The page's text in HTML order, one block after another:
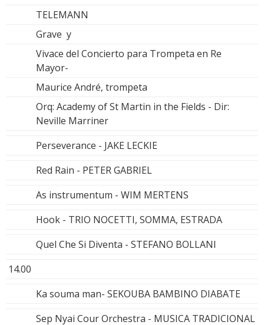
TELEMANN
Grave y
Vivace del Concierto para Trompeta en Re
Mayor-
Maurice André, trompeta
Orq: Academy of St Martin in the Fields - Dir:
Neville Marriner
Perseverance - JAKE LECKIE
Red Rain - PETER GABRIEL
As instrumentum - WIM MERTENS
Hook - TRIO NOCETTI, SOMMA, ESTRADA
Quel Che Si Diventa - STEFANO BOLLANI
14.00
Ka souma man- SEKOUBA BAMBINO DIABATE
Sep Nyai Cour Orchestra - MUSICA TRADICIONAL